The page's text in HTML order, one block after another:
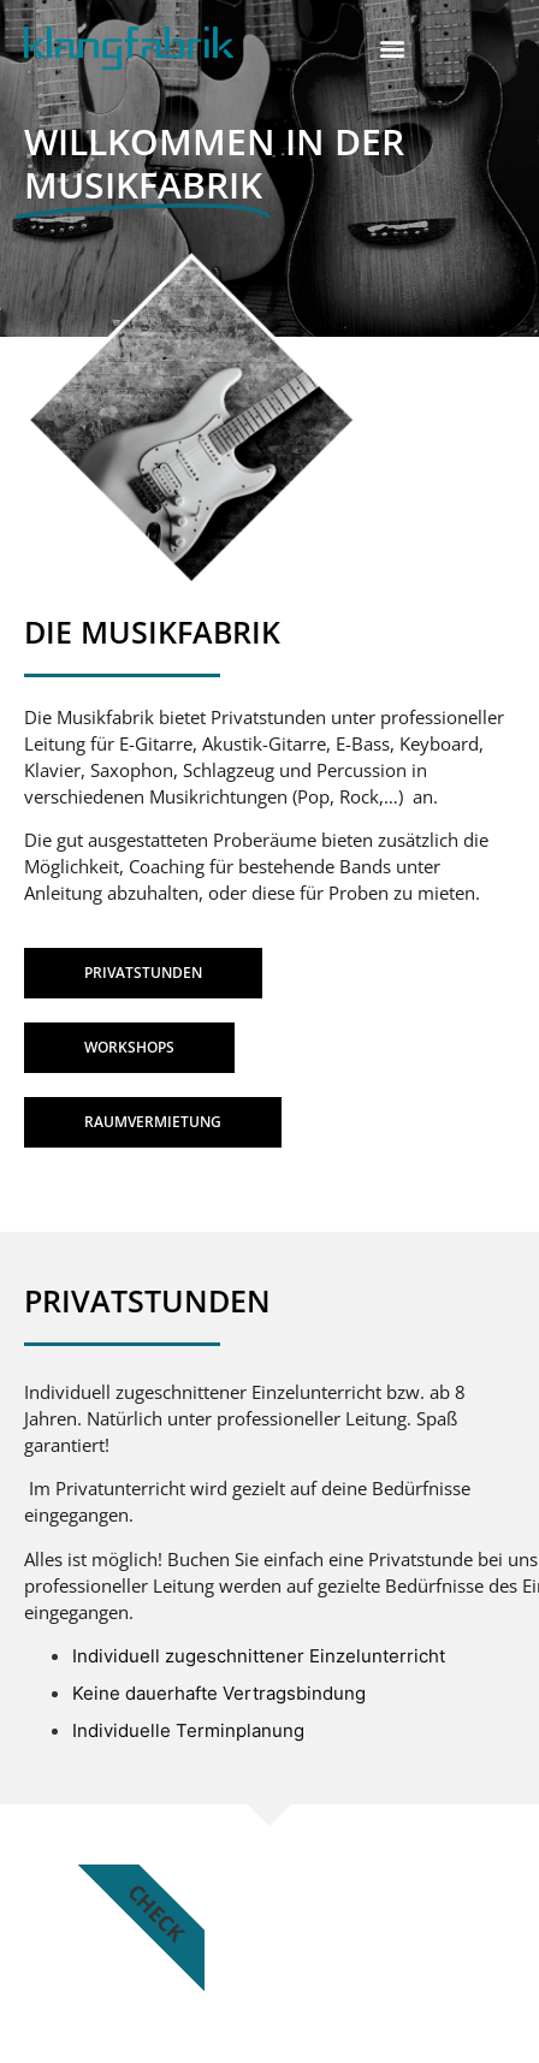
WILLKOMMEN IN DER
MUSIKFABRIK
DIE MUSIKFABRIK
Die Musikfabrik bietet Privatstunden unter professioneller
Leitung für E-Gitarre, Akustik-Gitarre, E-Bass, Keyboard,
Klavier, Saxophon, Schlagzeug und Percussion in
verschiedenen Musikrichtungen (Pop, Rock,…) an.
Die gut ausgestatteten Proberäume bieten zusätzlich die
Möglichkeit, Coaching für bestehende Bands unter
Anleitung abzuhalten, oder diese für Proben zu mieten.
PRIVATSTUNDEN
WORKSHOPS
RAUMVERMIETUNG
PRIVATSTUNDEN
Individuell zugeschnittener Einzelunterricht bzw. ab 8
Jahren. Natürlich unter professioneller Leitung. Spaß
garantiert!
Im Privatunterricht wird gezielt auf deine Bedürfnisse
eingegangen.
Alles ist möglich! Buchen Sie einfach eine Privatstunde bei
professioneller Leitung werden auf gezielte Bedürfnisse des
eingegangen.
Individuell zugeschnittener Einzelunterricht
Keine dauerhafte Vertragsbindung
Individuelle Terminplanung
CHECK